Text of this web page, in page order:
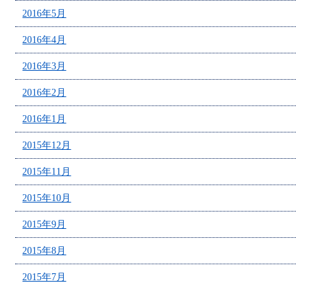
2016年5月
2016年4月
2016年3月
2016年2月
2016年1月
2015年12月
2015年11月
2015年10月
2015年9月
2015年8月
2015年7月